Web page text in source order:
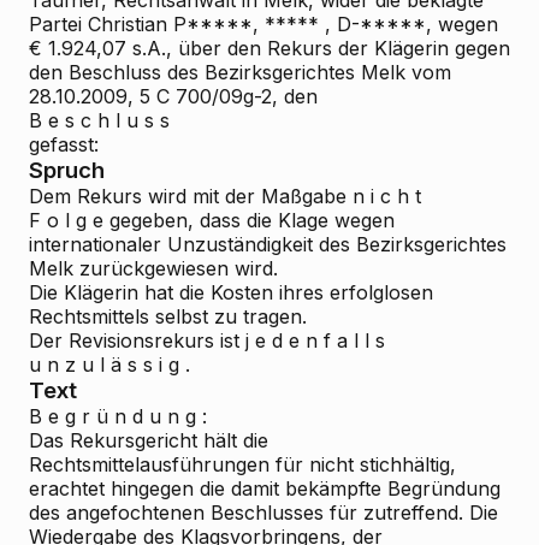
Partei Christian P*****, ***** , D-*****, wegen
€ 1.924,07 s.A., über den Rekurs der Klägerin gegen
den Beschluss des Bezirksgerichtes Melk vom
28.10.2009, 5 C 700/09g-2, den
B e s c h l u s s
gefasst:
Spruch
Dem Rekurs wird mit der Maßgabe n i c h t
F o l g e gegeben, dass die Klage wegen
internationaler Unzuständigkeit des Bezirksgerichtes
Melk zurückgewiesen wird.
Die Klägerin hat die Kosten ihres erfolglosen
Rechtsmittels selbst zu tragen.
Der Revisionsrekurs ist j e d e n f a l l s
u n z u l ä s s i g .
Text
B e g r ü n d u n g :
Das Rekursgericht hält die
Rechtsmittelausführungen für nicht stichhältig,
erachtet hingegen die damit bekämpfte Begründung
des angefochtenen Beschlusses für zutreffend. Die
Wiedergabe des Klagsvorbringens, der